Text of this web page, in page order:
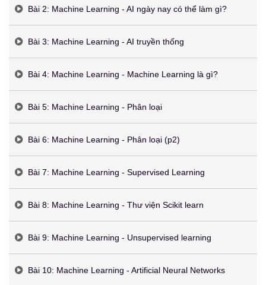
Bài 2: Machine Learning - AI ngày nay có thể làm gì?
Bài 3: Machine Learning - AI truyền thống
Bài 4: Machine Learning - Machine Learning là gì?
Bài 5: Machine Learning - Phân loại
Bài 6: Machine Learning - Phân loại (p2)
Bài 7: Machine Learning - Supervised Learning
Bài 8: Machine Learning - Thư viện Scikit learn
Bài 9: Machine Learning - Unsupervised learning
Bài 10: Machine Learning - Artificial Neural Networks